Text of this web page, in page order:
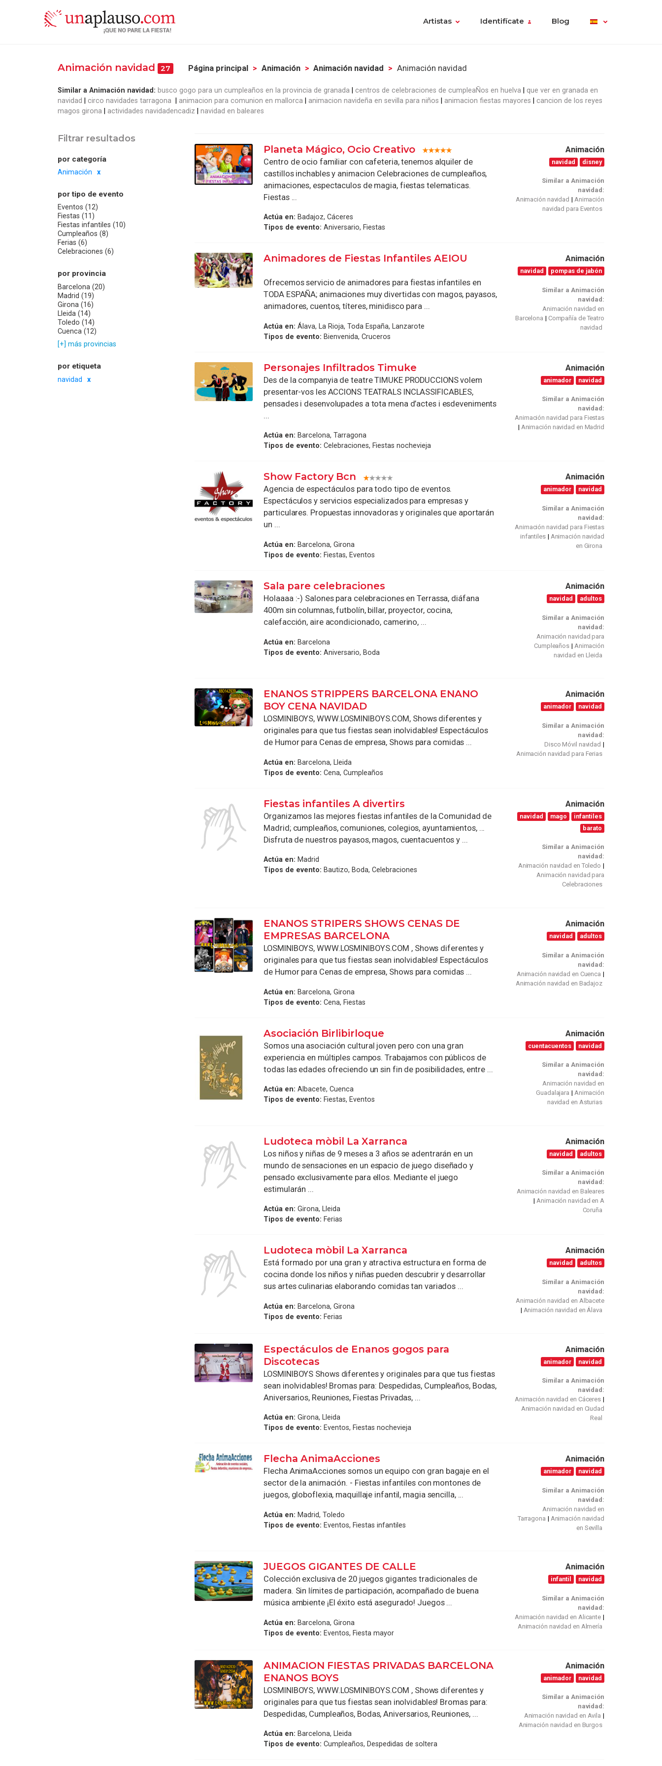
Artistas Identifícate Blog
Animación navidad 27 Página principal Animación Animación navidad Animación navidad
Similar a Animación navidad: busco gogo para un cumpleaños en la provincia de granada centros de celebraciones de cumpleaÑos en huelva
que ver en granada en
navidad
circo navidades tarragona animacion para comunion en mallorca animacion navideña en sevilla para niños animacion fiestas mayores
cancion de los reyes
magos girona
actividades navidadencadiz navidad en baleares
Filtrar resultados
por categoría
Animación
por tipo de evento
Eventos (12)
Fiestas (11)
Fiestas infantiles (10)
Cumpleaños (8)
Ferias (6)
Celebraciones (6)
por provincia
Barcelona (20)
Madrid (19)
Girona (16)
Lleida (14)
Toledo (14)
Cuenca (12)
[+] más provincias
por etiqueta
navidad
Planeta Mágico, Ocio Creativo
Centro de ocio familiar con cafeteria, tenemos alquiler de
castillos inchables y animacion Celebraciones de cumpleaños,
animaciones, espectaculos de magia, fiestas telematicas.
Fiestas ...
Actúa en: Badajoz, Cáceres
Tipos de evento: Aniversario, Fiestas
Animación
navidad disney
Similar a Animación
navidad:
Animación navidad
Animación
navidad para Eventos
Animadores de Fiestas Infantiles AEIOU
Ofrecemos servicio de animadores para fiestas infantiles en
TODA ESPAÑA; animaciones muy divertidas con magos, payasos,
animadores, cuentos, títeres, minidisco para ...
Actúa en: Álava, La Rioja, Toda España, Lanzarote
Tipos de evento: Bienvenida, Cruceros
Animación
navidad pompas de jabón
Similar a Animación
navidad:
Animación navidad en
Barcelona
Compañía de Teatro
navidad
Personajes Infiltrados Timuke
Des de la companyia de teatre TIMUKE PRODUCCIONS volem
presentar-vos les ACCIONS TEATRALS INCLASSIFICABLES,
pensades i desenvolupades a tota mena d’actes i esdeveniments
...
Actúa en: Barcelona, Tarragona
Tipos de evento: Celebraciones, Fiestas nochevieja
Animación
animador navidad
Similar a Animación
navidad:
Animación navidad para Fiestas
Animación navidad en Madrid
Show Factory Bcn
Agencia de espectáculos para todo tipo de eventos.
Espectáculos y servicios especializados para empresas y
particulares. Propuestas innovadoras y originales que aportarán
un ...
Actúa en: Barcelona, Girona
Tipos de evento: Fiestas, Eventos
Animación
animador navidad
Similar a Animación
navidad:
Animación navidad para Fiestas
infantiles
Animación navidad
en Girona
Sala pare celebraciones
Holaaaa :-) Salones para celebraciones en Terrassa, diáfana
400m sin columnas, futbolín, billar, proyector, cocina,
calefacción, aire acondicionado, camerino, ...
Actúa en: Barcelona
Tipos de evento: Aniversario, Boda
Animación
navidad adultos
Similar a Animación
navidad:
Animación navidad para
Cumpleaños
Animación
navidad en Lleida
ENANOS STRIPPERS BARCELONA ENANO
BOY CENA NAVIDAD
LOSMINIBOYS, WWW.LOSMINIBOYS.COM, Shows diferentes y
originales para que tus fiestas sean inolvidables! Espectáculos
de Humor para Cenas de empresa, Shows para comidas ...
Actúa en: Barcelona, Lleida
Tipos de evento: Cena, Cumpleaños
Animación
animador navidad
Similar a Animación
navidad:
Disco Móvil navidad
Animación navidad para Ferias
Fiestas infantiles A divertirs
Organizamos las mejores fiestas infantiles de la Comunidad de
Madrid; cumpleaños, comuniones, colegios, ayuntamientos, ...
Disfruta de nuestros payasos, magos, cuentacuentos y ...
Actúa en: Madrid
Tipos de evento: Bautizo, Boda, Celebraciones
Animación
navidad mago
infantiles
barato
Similar a Animación
navidad:
Animación navidad en Toledo
Animación navidad para
Celebraciones
ENANOS STRIPERS SHOWS CENAS DE
EMPRESAS BARCELONA
LOSMINIBOYS, WWW.LOSMINIBOYS.COM , Shows diferentes y
originales para que tus fiestas sean inolvidables! Espectáculos
de Humor para Cenas de empresa, Shows para comidas ...
Actúa en: Barcelona, Girona
Tipos de evento: Cena, Fiestas
Animación
navidad adultos
Similar a Animación
navidad:
Animación navidad en Cuenca
Animación navidad en Badajoz
Asociación Birlibirloque
Somos una asociación cultural joven pero con una gran
experiencia en múltiples campos. Trabajamos con públicos de
todas las edades ofreciendo un sin fin de posibilidades, entre ...
Actúa en: Albacete, Cuenca
Tipos de evento: Fiestas, Eventos
Animación
cuentacuentos navidad
Similar a Animación
navidad:
Animación navidad en
Guadalajara
Animación
navidad en Asturias
Ludoteca mòbil La Xarranca
Los niños y niñas de 9 meses a 3 años se adentrarán en un
mundo de sensaciones en un espacio de juego diseñado y
pensado exclusivamente para ellos. Mediante el juego
estimularán ...
Actúa en: Girona, Lleida
Tipos de evento: Ferias
Animación
navidad adultos
Similar a Animación
navidad:
Animación navidad en Baleares
Animación navidad en A
Coruña
Ludoteca mòbil La Xarranca
Está formado por una gran y atractiva estructura en forma de
cocina donde los niños y niñas pueden descubrir y desarrollar
sus artes culinarias elaborando comidas tan variados ...
Actúa en: Barcelona, Girona
Tipos de evento: Ferias
Animación
navidad adultos
Similar a Animación
navidad:
Animación navidad en Albacete
Animación navidad en Álava
Espectáculos de Enanos gogos para
Discotecas
LOSMINIBOYS Shows diferentes y originales para que tus fiestas
sean inolvidables! Bromas para: Despedidas, Cumpleaños, Bodas,
Aniversarios, Reuniones, Fiestas Privadas, ...
Actúa en: Girona, Lleida
Tipos de evento: Eventos, Fiestas nochevieja
Animación
animador navidad
Similar a Animación
navidad:
Animación navidad en Cáceres
Animación navidad en Ciudad
Real
Flecha AnimaAcciones
Flecha AnimaAcciones somos un equipo con gran bagaje en el
sector de la animación. - Fiestas infantiles con montones de
juegos, globoflexia, maquillaje infantil, magia sencilla, ...
Actúa en: Madrid, Toledo
Tipos de evento: Eventos, Fiestas infantiles
Animación
animador navidad
Similar a Animación
navidad:
Animación navidad en
Tarragona
Animación navidad
en Sevilla
JUEGOS GIGANTES DE CALLE
Colección exclusiva de 20 juegos gigantes tradicionales de
madera. Sin límites de participación, acompañado de buena
música ambiente ¡El éxito está asegurado! Juegos ...
Actúa en: Barcelona, Girona
Tipos de evento: Eventos, Fiesta mayor
Animación
infantil navidad
Similar a Animación
navidad:
Animación navidad en Alicante
Animación navidad en Almería
ANIMACION FIESTAS PRIVADAS BARCELONA
ENANOS BOYS
LOSMINIBOYS, WWW.LOSMINIBOYS.COM , Shows diferentes y
originales para que tus fiestas sean inolvidables! Bromas para:
Despedidas, Cumpleaños, Bodas, Aniversarios, Reuniones, ...
Actúa en: Barcelona, Lleida
Tipos de evento: Cumpleaños, Despedidas de soltera
Animación
animador navidad
Similar a Animación
navidad:
Animación navidad en Avila
Animación navidad en Burgos